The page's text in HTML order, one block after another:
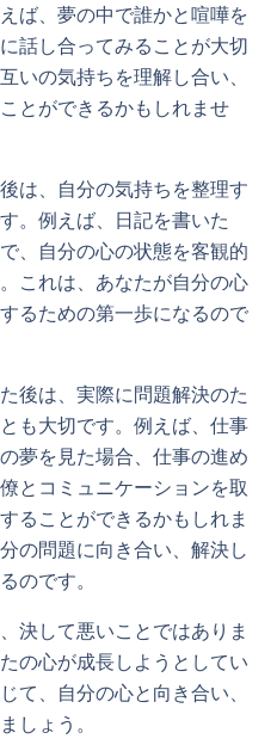
ば、夢の中で誰かと喧嘩を
話し合ってみることが大切
いの気持ちを理解し合い、
とができるかもしれませ
は、自分の気持ちを整理す
。例えば、日記を書いた
、自分の心の状態を客観的
これは、あなたが自分の心
るための第一歩になるので
後は、実際に問題解決のた
も大切です。例えば、仕事
夢を見た場合、仕事の進め
とコミュニケーションを取
ることができるかもしれま
の問題に向き合い、解決し
のです。
決して悪いことではありま
の心が成長しようとしてい
て、自分の心と向き合い、
しょう。